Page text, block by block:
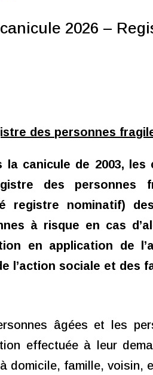
2026 –
des personnes
la canicule de 2003, les
des personnes
registre nominatif)
à risque en cas
en application de
l’action sociale et des
âgées et les
effectuée à leur
à domicile, famille, voisin,